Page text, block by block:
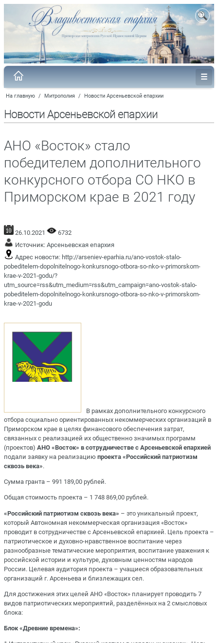
На главную / Митрополия / Новости Арсеньевской епархии
Новости Арсеньевской епархии
АНО «Восток» стало
победителем дополнительного
конкурсного отбора СО НКО в
Приморском крае в 2021 году
26.10.2021
6732
Источник: Арсеньевская епархия
Адрес новости: http://arseniev-eparhia.ru/ano-vostok-stalo-
pobeditelem-dopolnitelnogo-konkursnogo-otbora-so-nko-v-primorskom-
krae-v-2021-godu/?
utm_source=rss&utm_medium=rss&utm_campaign=ano-vostok-stalo-
pobeditelem-dopolnitelnogo-konkursnogo-otbora-so-nko-v-primorskom-
krae-v-2021-godu
В рамках дополнительного конкурсного
отбора социально ориентированных некоммерческих организаций в
Приморском крае в целях финансового обеспечения затрат,
связанных с реализацией их общественно значимых программ
(проектов) АНО «Восток» в сотрудничестве с Арсеньевской епархией
подали заявку на реализацию проекта «Российский патриотизм
сквозь века».
Сумма гранта – 991 189,00 рублей.
Общая стоимость проекта – 1 748 869,00 рублей.
«Российский патриотизм сквозь века» – это уникальный проект,
который Автономная некоммерческая организация «Восток»
проводит в сотрудничестве с Арсеньевской епархией. Цель проекта –
патриотическое и духовно-нравственное воспитание через
разнообразные тематические мероприятия, воспитание уважения к
российской истории и культуре, духовным ценностям народов
России. Целевая аудитория проекта – учащиеся образовательных
организаций г. Арсеньева и близлежащих сел.
Для достижения этих целей АНО «Восток» планирует проводить 7
видов патриотических мероприятий, разделённых на 2 смысловых
блока:
Блок «Древние времена»: